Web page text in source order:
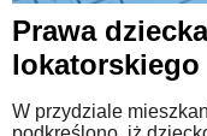
Prawa
lokatorskiego
W przydziale